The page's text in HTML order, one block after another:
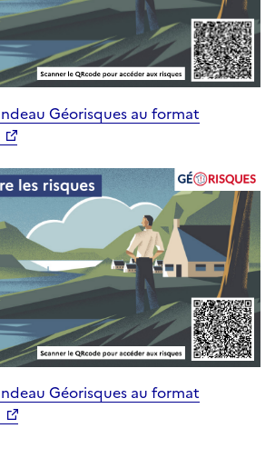
Géorisques au format
Géorisques au format